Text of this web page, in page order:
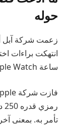
حوله
انتهكت براءات
ساعة Apple Watch والشاحن.